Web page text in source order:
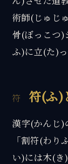
術師(じゅじ
骨(ぼっこつ)
ふ)に立(た)っ
符(ふ)
漢字(かんじ)
「割符(わ
い)には木(き